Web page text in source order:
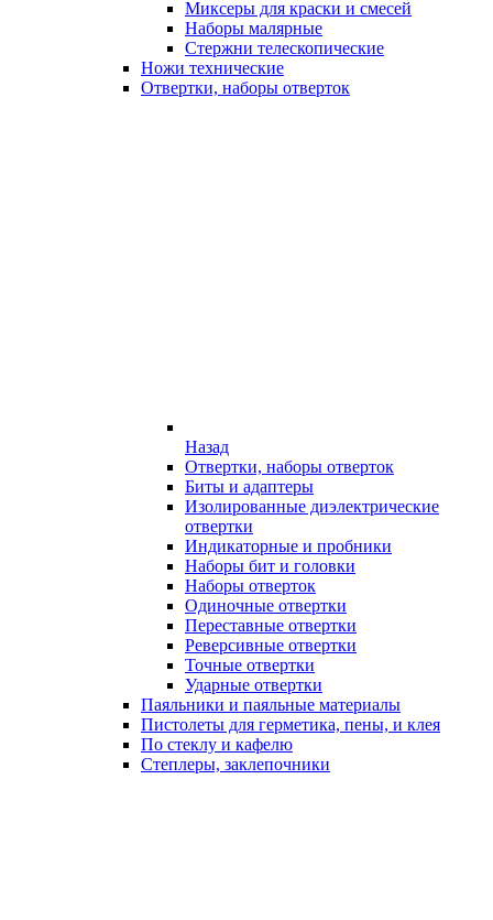
Миксеры для краски и смесей
Наборы малярные
Стержни телескопические
Ножи технические
Отвертки, наборы отверток
Назад
Отвертки, наборы отверток
Биты и адаптеры
Изолированные диэлектрические
отвертки
Индикаторные и пробники
Наборы бит и головки
Наборы отверток
Одиночные отвертки
Переставные отвертки
Реверсивные отвертки
Точные отвертки
Ударные отвертки
Паяльники и паяльные материалы
Пистолеты для герметика, пены, и клея
По стеклу и кафелю
Степлеры, заклепочники